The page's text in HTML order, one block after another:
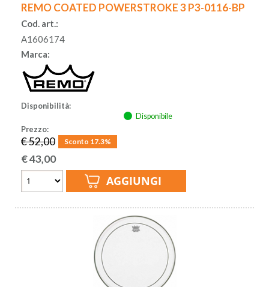
REMO COATED POWERSTROKE 3 P3-0116-BP
Cod. art.:
A1606174
Marca:
Disponibilità:
Disponibile
Prezzo:
€ 52,00 Sconto 17.3%
€43,00